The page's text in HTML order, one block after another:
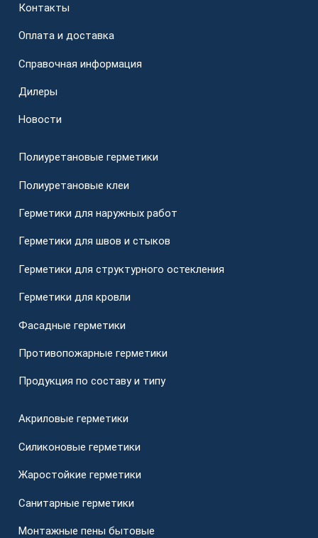
Контакты
Оплата и доставка
Справочная информация
Дилеры
Новости
Полиуретановые герметики
Полиуретановые клеи
Герметики для наружных работ
Герметики для швов и стыков
Герметики для структурного остекления
Герметики для кровли
Фасадные герметики
Противопожарные герметики
Продукция по составу и типу
Акриловые герметики
Силиконовые герметики
Жаростойкие герметики
Санитарные герметики
Монтажные пены бытовые